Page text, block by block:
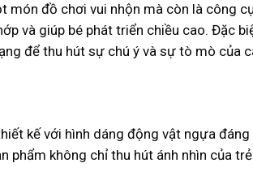
món đồ chơi vui nhộn mà còn là công
và giúp bé phát triển chiều cao. Đặc
để thu hút sự chú ý và sự tò mò của
kế với hình dáng động vật ngựa
phẩm không chỉ thu hút ánh nhìn của